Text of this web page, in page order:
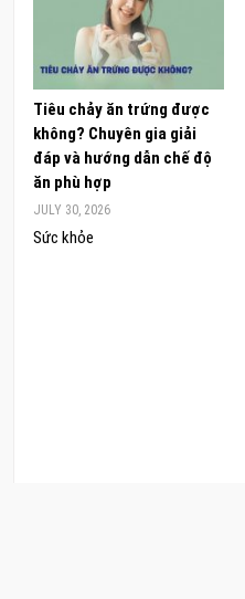
Tiêu chảy ăn trứng được
không? Chuyên gia giải
đáp và hướng dẫn chế độ
ăn phù hợp
JULY 30, 2026
Sức khỏe